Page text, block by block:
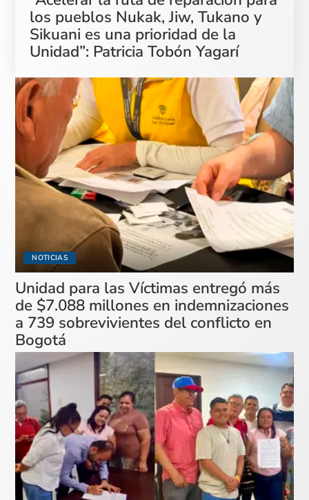
los pueblos Nukak, Jiw, Tukano y
Sikuani es una prioridad de la
Unidad”: Patricia Tobón Yagarí
NOTICIAS
Unidad para las Víctimas entregó más
de $7.088 millones en indemnizaciones
a 739 sobrevivientes del conflicto en
Bogotá